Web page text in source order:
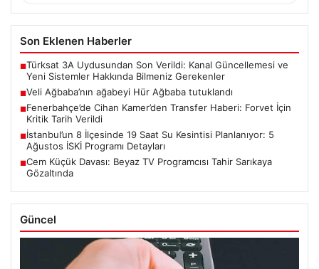
Son Eklenen Haberler
■Türksat 3A Uydusundan Son Verildi: Kanal Güncellemesi ve
Yeni Sistemler Hakkında Bilmeniz Gerekenler
■Veli Ağbaba’nın ağabeyi Hür Ağbaba tutuklandı
■Fenerbahçe’de Cihan Kamer’den Transfer Haberi: Forvet İçin
Kritik Tarih Verildi
■İstanbul’un 8 İlçesinde 19 Saat Su Kesintisi Planlanıyor: 5
Ağustos İSKİ Programı Detayları
■Cem Küçük Davası: Beyaz TV Programcısı Tahir Sarıkaya
Gözaltında
Güncel